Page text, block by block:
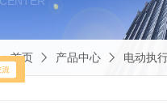
首页 产品中心 电动执